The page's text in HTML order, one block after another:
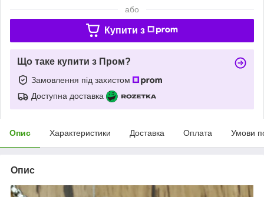
або
Купити з
Що таке купити з Пром?
Замовлення під захистом
Доступна доставка
Опис Характеристики Доставка Оплата Умови
Опис